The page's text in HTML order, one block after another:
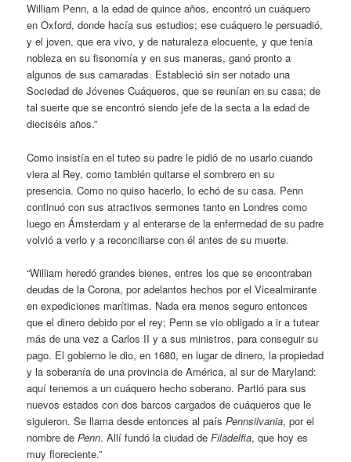
William Penn, a la edad de quince años, encontró un cuáquero
en Oxford, donde hacía sus estudios; ese cuáquero le persuadió,
y el joven, que era vivo, y de naturaleza elocuente, y que tenía
nobleza en su fisonomía y en sus maneras, ganó pronto a
algunos de sus camaradas. Estableció sin ser notado una
Sociedad de Jóvenes Cuáqueros, que se reunían en su casa; de
tal suerte que se encontró siendo jefe de la secta a la edad de
dieciséis años.”
Como insistía en el tuteo su padre le pidió de no usarlo cuando
viera al Rey, como también quitarse el sombrero en su
presencia. Como no quiso hacerlo, lo echó de su casa. Penn
continuó con sus atractivos sermones tanto en Londres como
luego en Ámsterdam y al enterarse de la enfermedad de su padre
volvió a verlo y a reconciliarse con él antes de su muerte.
“William heredó grandes bienes, entres los que se encontraban
deudas de la Corona, por adelantos hechos por el Vicealmirante
en expediciones marítimas. Nada era menos seguro entonces
que el dinero debido por el rey; Penn se vio obligado a ir a tutear
más de una vez a Carlos II y a sus ministros, para conseguir su
pago. El gobierno le dio, en 1680, en lugar de dinero, la propiedad
y la soberanía de una provincia de América, al sur de Maryland:
aquí tenemos a un cuáquero hecho soberano. Partió para sus
nuevos estados con dos barcos cargados de cuáqueros que le
siguieron. Se llama desde entonces al paísPennsilvania, por el
nombre dePenn. Allí fundó la ciudad deFiladelfia, que hoy es
muy floreciente.”